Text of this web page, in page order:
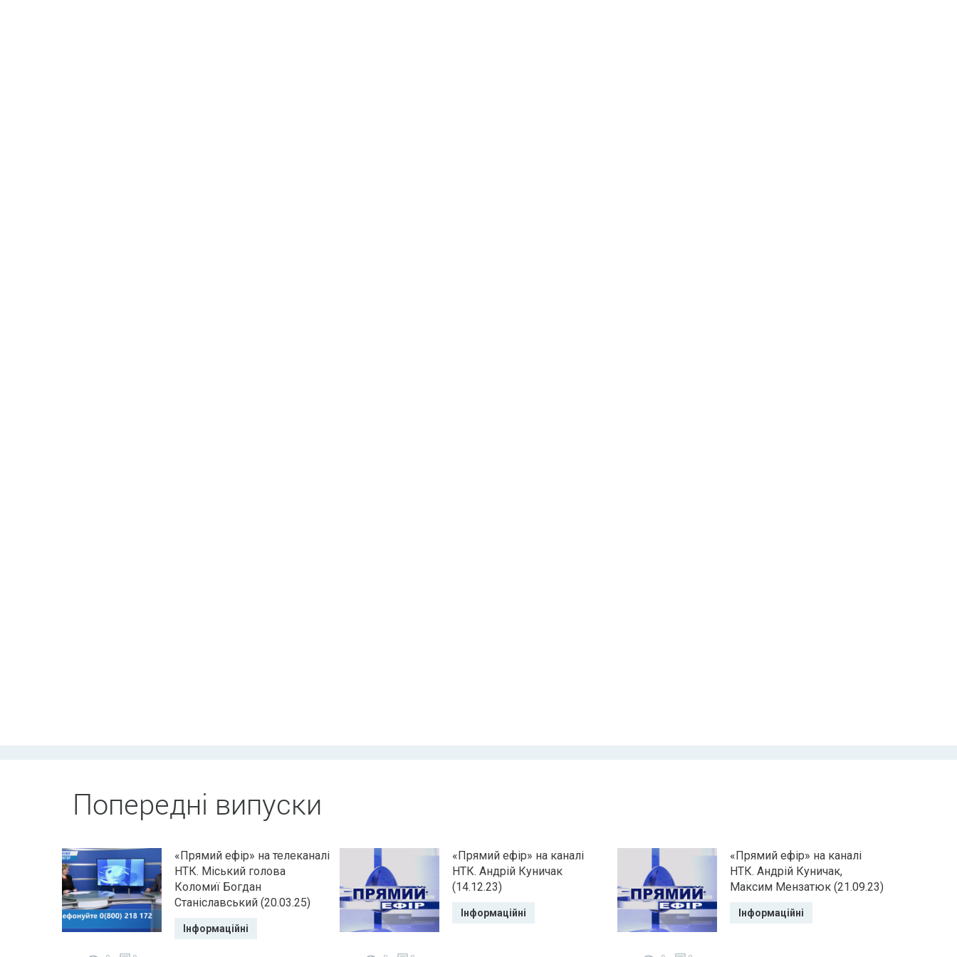
Попередні випуски
«Прямий ефір» на телеканалі
НТК. Міський голова
Коломиї Богдан
Станіславський (20.03.25)
Інформаційні
«Прямий ефір» на каналі
НТК. Андрій Куничак
(14.12.23)
Інформаційні
«Прямий ефір» на каналі
НТК. Андрій Куничак,
Максим Мензатюк (21.09.23)
Інформаційні